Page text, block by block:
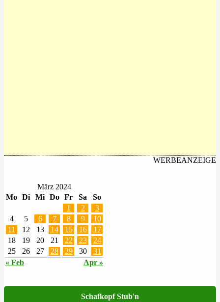
WERBEANZEIGE
März 2024
Mo Di Mi Do Fr Sa So
« Feb Apr »
1 2
3
4
5 6 7 8 9
10
11
12 13 14 15 16
17
18
19 20 21 22 23
24
25
26 27 28 29 30 31
Schafkopf Stub'n